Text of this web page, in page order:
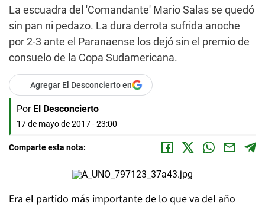
La escuadra del 'Comandante' Mario Salas se quedó
sin pan ni pedazo. La dura derrota sufrida anoche
por 2-3 ante el Paranaense los dejó sin el premio de
consuelo de la Copa Sudamericana.
Agregar El Desconcierto en
Por El Desconcierto
17 de mayo de 2017 - 23:00
Comparte esta nota:
Era el partido más importante de lo que va del año